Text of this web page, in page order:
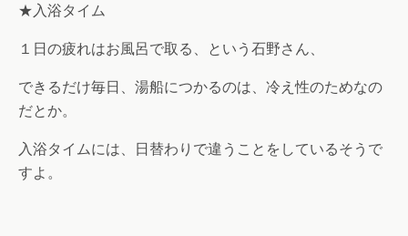
★入浴タイム
１日の疲れはお風呂で取る、という石野さん、
できるだけ毎日、湯船につかるのは、冷え性のためなの
だとか。
入浴タイムには、日替わりで違うことをしているそうで
すよ。